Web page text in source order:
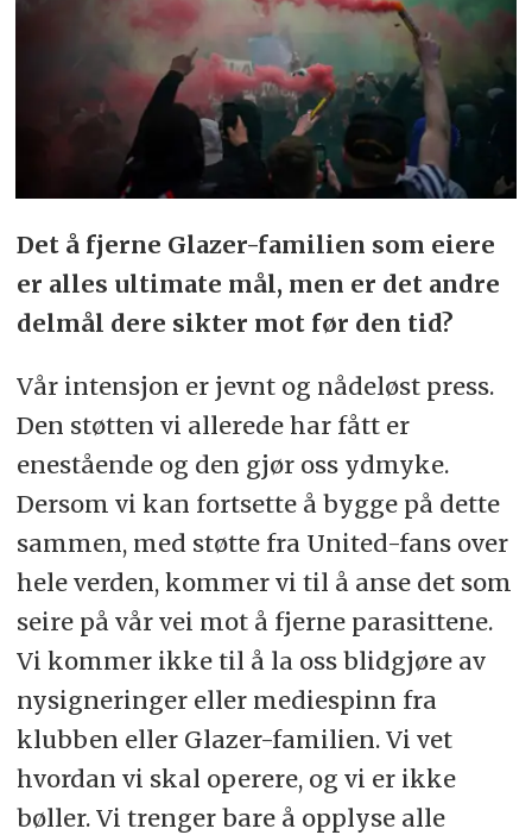
Det å fjerne Glazer-familien som eiere
er alles ultimate mål, men er det andre
delmål dere sikter mot før den tid?
Vår intensjon er jevnt og nådeløst press.
Den støtten vi allerede har fått er
enestående og den gjør oss ydmyke.
Dersom vi kan fortsette å bygge på dette
sammen, med støtte fra United-fans over
hele verden, kommer vi til å anse det som
seire på vår vei mot å fjerne parasittene.
Vi kommer ikke til å la oss blidgjøre av
nysigneringer eller mediespinn fra
klubben eller Glazer-familien. Vi vet
hvordan vi skal operere, og vi er ikke
bøller. Vi trenger bare å opplyse alle